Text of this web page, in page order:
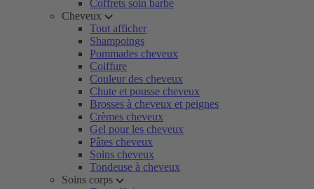
Coffrets soin barbe
Cheveux
Tout afficher
Shampoings
Pommades cheveux
Coiffure
Couleur des cheveux
Chute et pousse cheveux
Brosses à cheveux et peignes
Crèmes cheveux
Gel pour les cheveux
Pâtes cheveux
Soins cheveux
Tondeuse à cheveux
Soins corps